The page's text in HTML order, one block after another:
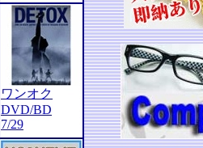
ワンオク
DVD/BD
7/29